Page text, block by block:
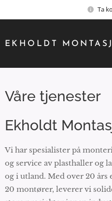
Ta
EKHOLDT
Våre tjenester
Ekholdt
Vi har spesialister på
og service av plasthaller og
og i utland. Med over 20 års
20 montører, leverer vi